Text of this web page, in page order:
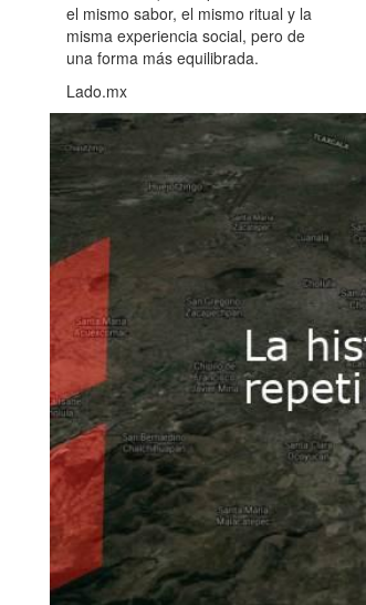
el mismo sabor, el mismo ritual y la
misma experiencia social, pero de
una forma más equilibrada.
Lado.mx